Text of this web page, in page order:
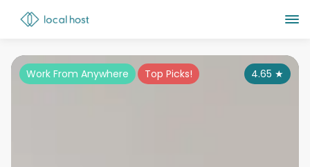
4.65 ★
Work From Anywhere Top Picks!